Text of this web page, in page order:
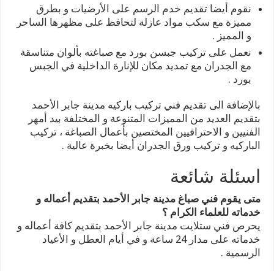
نقوم أيضا تقديم خدم الرسم على الأرضيات و بطرق
مميزة مع سكب مواد عازلة لتحافظ على مظهرها الساحر
و المميز .
نعمل على تركيب جبسن بورد مع صباغته بألوان متناسقة
مع الجدران مع تمديد مكان للإنارة الداخلية في الجبس
بورد .
بالإضافة الى تقديم فني تركيب باركيه مدينة جابر الأحمد
بتقديم العديد من المميزات المتنوعة و المختلفة بيد أمهر
الفنيين و الاحترافيين المختصين بأعمال الصباغة ، تركيب
الباركيه و تركيب ورق الجدران أيضا بخبرة عالية .
اسئلة شائعة
متى يقوم فني صباغ مدينة جابر الأحمد بتقديم أعماله و
خدماته للعلماء الكرام ؟
يحرص فني ستلايت مدينة جابر الأحمد بتقديم كافة أعماله و
خدماته على مدار 24 ساعة و في أيام العطل و الأعياد
الرسمية .